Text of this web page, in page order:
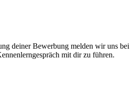
deiner Bewerbung melden wir uns bei
mit dir zu führen.